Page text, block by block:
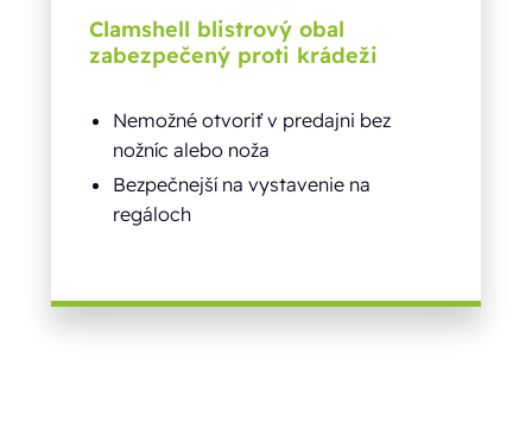
Clamshell blistrový obal
zabezpečený proti krádeži
Nemožné otvoriť v predajni bez
nožníc alebo noža
Bezpečnejší na vystavenie na
regáloch